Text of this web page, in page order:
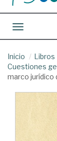
Toggle
Inicio Libros
Cuestiones
marco jurídico